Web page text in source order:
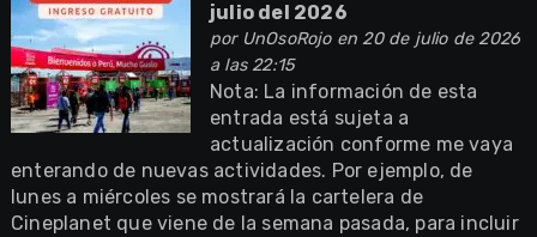
julio del 2026
por UnOsoRojoen 20 de julio de 2026
a las 22:15
Nota: La información de esta
entrada está sujeta a
actualización conforme me vaya
enterando de nuevas actividades. Por ejemplo, de
lunes a miércoles se mostrará la cartelera de
Cineplanet que viene de la semana pasada, para incluir